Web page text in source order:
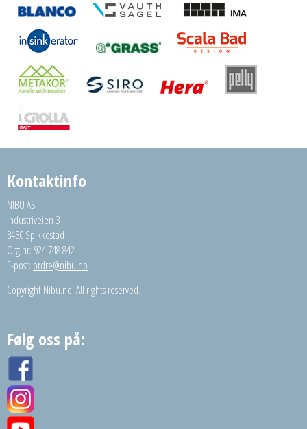
Kontaktinfo
NIBU AS
Industriveien 3
3430 Spikkestad
Org.nr: 924 748 842
E-post: ordre@nibu.no
Copyright Nibu.no. All rights reserved.
Følg oss på: